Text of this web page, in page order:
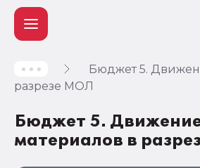
Бюджет 5.
разрезе МОЛ
Бюджет 5.
материалов в
Учет и
налогообложение
Автоматизация